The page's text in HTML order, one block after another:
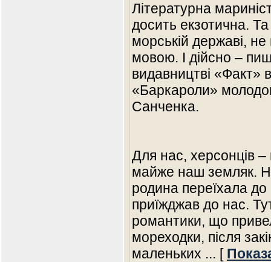
Літературна
досить екзотична.
морській державі,
мовою. І дійсно –
видавництві «Факт»
«Баркароли»
Санченка.
Для нас, херсонців
майже наш земляк.
родина переїхала до
приїжджав до нас.
романтики, що
мореходки, після
маленьких ... [